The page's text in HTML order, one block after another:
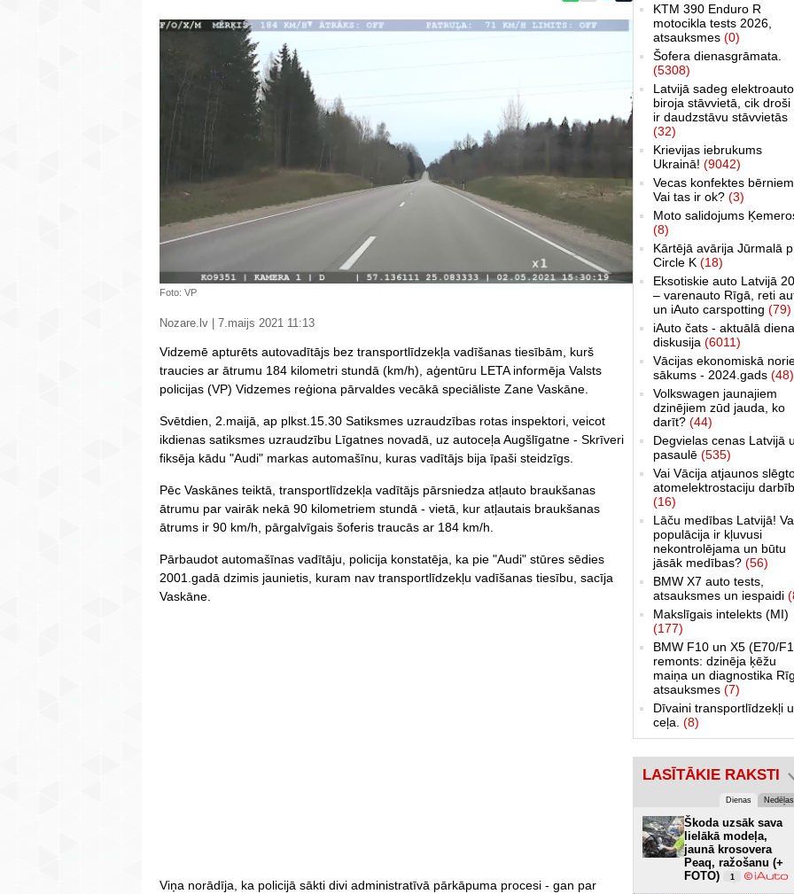
Foto: VP
Nozare.lv | 7.maijs 2021 11:13
Vidzemē apturēts autovadītājs bez transportlīdzekļa vadīšanas tiesībām, kurš
traucies ar ātrumu 184 kilometri stundā (km/h), aģentūru LETA informēja Valsts
policijas (VP) Vidzemes reģiona pārvaldes vecākā speciāliste Zane Vaskāne.
Svētdien, 2.maijā, ap plkst.15.30 Satiksmes uzraudzības rotas inspektori, veicot
ikdienas satiksmes uzraudzību Līgatnes novadā, uz autoceļa Augšlīgatne - Skrīveri
fiksēja kādu "Audi" markas automašīnu, kuras vadītājs bija īpaši steidzīgs.
Pēc Vaskānes teiktā, transportlīdzekļa vadītājs pārsniedza atļauto braukšanas
ātrumu par vairāk nekā 90 kilometriem stundā - vietā, kur atļautais braukšanas
ātrums ir 90 km/h, pārgalvīgais šoferis traucās ar 184 km/h.
Pārbaudot automašīnas vadītāju, policija konstatēja, ka pie "Audi" stūres sēdies
2001.gadā dzimis jaunietis, kuram nav transportlīdzekļu vadīšanas tiesību, sacīja
Vaskāne.
Viņa norādīja, ka policijā sākti divi administratīvā pārkāpuma procesi - gan par
KTM 390 Enduro R
motocikla tests 2026,
atsauksmes (0)
Šofera dienasgrāmata.
(5308)
Latvijā sadeg elektroauto
biroja stāvvietā, cik droši
ir daudzstāvu stāvvietās
(32)
Krievijas iebrukums
Ukrainā! (9042)
Vecas konfektes
Vai tas ir ok? (3)
Moto salidojums
(8)
Kārtējā avārija Jūrmalā
Circle K (18)
Eksotiskie auto Latvijā
– varenauto Rīgā, reti
un iAuto carspotting (79)
iAuto čats - aktuālā
diskusija (6011)
Vācijas ekonomiskā
sākums - 2024.gads (48)
Volkswagen jaunajiem
dzinējiem zūd jauda, ko
darīt? (44)
Degvielas cenas Latvijā
pasaulē (535)
Vai Vācija atjaunos
atomelektrostaciju
(16)
Lāču medības Latvijā!
populācija ir kļuvusi
nekontrolējama un būtu
jāsāk medības? (56)
BMW X7 auto tests,
atsauksmes un iespaidi
Makslīgais intelekts (MI)
(177)
BMW F10 un X5 (E70/
remonts: dzinēja ķēžu
maiņa un diagnostika
atsauksmes (7)
Dīvaini transportlīdzekļi
ceļa. (8)
LASĪTĀKIE RAKSTI
Dienas Nedēļas
Škoda uzsāk sava
lielākā modeļa,
jaunā krosovera
Peaq, ražošanu (+
FOTO)
1